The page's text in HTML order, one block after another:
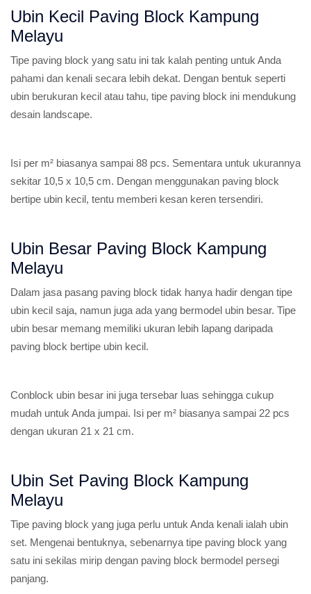
Ubin Kecil Paving Block Kampung
Melayu
Tipe paving block yang satu ini tak kalah penting untuk Anda
pahami dan kenali secara lebih dekat. Dengan bentuk seperti
ubin berukuran kecil atau tahu, tipe paving block ini mendukung
desain landscape.
Isi per m² biasanya sampai 88 pcs. Sementara untuk ukurannya
sekitar 10,5 x 10,5 cm. Dengan menggunakan paving block
bertipe ubin kecil, tentu memberi kesan keren tersendiri.
Ubin Besar Paving Block Kampung
Melayu
Dalam jasa pasang paving block tidak hanya hadir dengan tipe
ubin kecil saja, namun juga ada yang bermodel ubin besar. Tipe
ubin besar memang memiliki ukuran lebih lapang daripada
paving block bertipe ubin kecil.
Conblock ubin besar ini juga tersebar luas sehingga cukup
mudah untuk Anda jumpai. Isi per m² biasanya sampai 22 pcs
dengan ukuran 21 x 21 cm.
Ubin Set Paving Block Kampung
Melayu
Tipe paving block yang juga perlu untuk Anda kenali ialah ubin
set. Mengenai bentuknya, sebenarnya tipe paving block yang
satu ini sekilas mirip dengan paving block bermodel persegi
panjang.